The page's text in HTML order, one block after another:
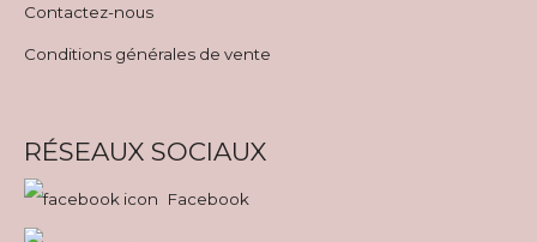
Contactez-nous
Conditions générales de vente
RÉSEAUX SOCIAUX
Facebook